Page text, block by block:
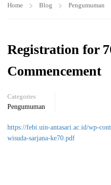
Home Blog Pengumuman
Registration for
Commencement
Categories
Pengumuman
https://febi.uin-antasari.ac.id/wp-
wisuda-sarjana-ke70.pdf